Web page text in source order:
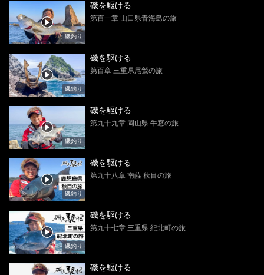
磯釣り
磯を駆ける
第百一章 山口県青海島の旅
磯釣り
磯を駆ける
第百章 三重県尾鷲の旅
磯釣り
磯を駆ける
第九十九章 岡山県 牛窓の旅
磯釣り
磯を駆ける
第九十八章 南薩 秋目の旅
磯釣り
磯を駆ける
第九十七章 三重県 紀北町の旅
磯を駆ける